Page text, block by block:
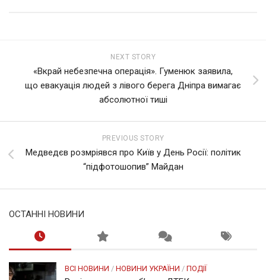
NEXT STORY
«Вкрай небезпечна операція». Гуменюк заявила,
що евакуація людей з лівого берега Дніпра вимагає
абсолютної тиші
PREVIOUS STORY
Медведєв розмріявся про Київ у День Росії: політик
“підфотошопив” Майдан
ОСТАННІ НОВИНИ
ВСІ НОВИНИ / НОВИНИ УКРАЇНИ / ПОДІЇ